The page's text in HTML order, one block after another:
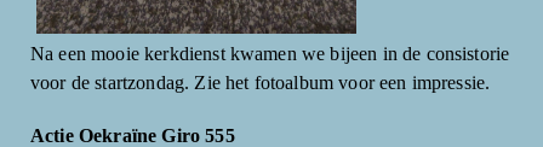
Na een mooie kerkdienst kwamen we bijeen in de consistorie
voor de startzondag. Zie het fotoalbum voor een impressie.
Actie Oekraïne Giro 555